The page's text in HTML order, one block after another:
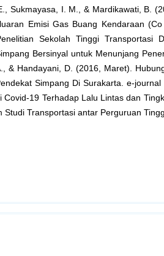
Sukmayasa, I. M., & Mardikawati, B.
Emisi Gas Buang Kendaraan
Sekolah Tinggi Transportasi
Bersinyal untuk Menunjang
& Handayani, D. (2016, Maret).
Simpang Di Surakarta. e-journal
19 Terhadap Lalu Lintas dan
Transportasi antar Perguruan